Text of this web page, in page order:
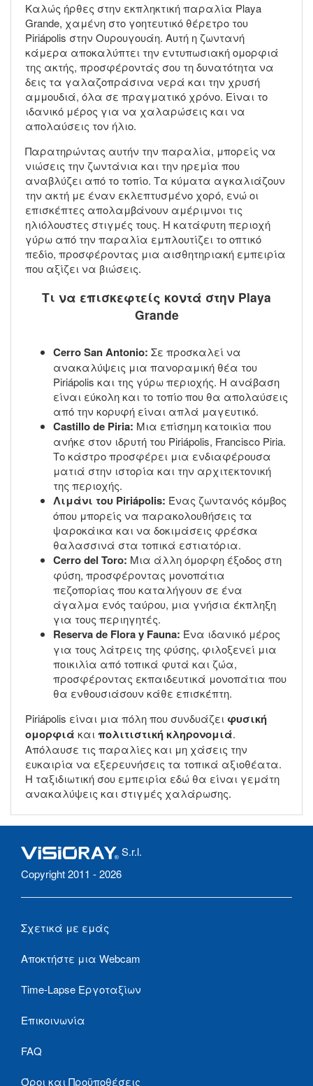
Καλώς ήρθες στην εκπληκτική παραλία Playa
Grande, χαμένη στο γοητευτικό θέρετρο του
Piriápolis στην Ουρουγουάη. Αυτή η ζωντανή
κάμερα αποκαλύπτει την εντυπωσιακή ομορφιά
της ακτής, προσφέροντάς σου τη δυνατότητα να
δεις τα γαλαζοπράσινα νερά και την χρυσή
αμμουδιά, όλα σε πραγματικό χρόνο. Είναι το
ιδανικό μέρος για να χαλαρώσεις και να
απολαύσεις τον ήλιο.
Παρατηρώντας αυτήν την παραλία, μπορείς να
νιώσεις την ζωντάνια και την ηρεμία που
αναβλύζει από το τοπίο. Τα κύματα αγκαλιάζουν
την ακτή με έναν εκλεπτυσμένο χορό, ενώ οι
επισκέπτες απολαμβάνουν αμέριμνοι τις
ηλιόλουστες στιγμές τους. Η κατάφυτη περιοχή
γύρω από την παραλία εμπλουτίζει το οπτικό
πεδίο, προσφέροντας μια αισθητηριακή εμπειρία
που αξίζει να βιώσεις.
Τι να επισκεφτείς κοντά στην Playa
Grande
Cerro San Antonio: Σε προσκαλεί να
ανακαλύψεις μια πανοραμική θέα του
Piriápolis και της γύρω περιοχής. Η ανάβαση
είναι εύκολη και το τοπίο που θα απολαύσεις
από την κορυφή είναι απλά μαγευτικό.
Castillo de Piria: Μια επίσημη κατοικία που
ανήκε στον ιδρυτή του Piriápolis, Francisco Piria.
Το κάστρο προσφέρει μια ενδιαφέρουσα
ματιά στην ιστορία και την αρχιτεκτονική
της περιοχής.
Λιμάνι του Piriápolis: Ένας ζωντανός κόμβος
όπου μπορείς να παρακολουθήσεις τα
ψαροκάικα και να δοκιμάσεις φρέσκα
θαλασσινά στα τοπικά εστιατόρια.
Cerro del Toro: Μια άλλη όμορφη έξοδος στη
φύση, προσφέροντας μονοπάτια
πεζοπορίας που καταλήγουν σε ένα
άγαλμα ενός ταύρου, μια γνήσια έκπληξη
για τους περιηγητές.
Reserva de Flora y Fauna: Ένα ιδανικό μέρος
για τους λάτρεις της φύσης, φιλοξενεί μια
ποικιλία από τοπικά φυτά και ζώα,
προσφέροντας εκπαιδευτικά μονοπάτια που
θα ενθουσιάσουν κάθε επισκέπτη.
Piriápolis είναι μια πόλη που συνδυάζει φυσική
ομορφιά και πολιτιστική κληρονομιά.
Απόλαυσε τις παραλίες και μη χάσεις την
ευκαιρία να εξερευνήσεις τα τοπικά αξιοθέατα.
Η ταξιδιωτική σου εμπειρία εδώ θα είναι γεμάτη
ανακαλύψεις και στιγμές χαλάρωσης.
S.r.l.
Copyright 2011 - 2026
Σχετικά με εμάς
Αποκτήστε μια Webcam
Time-Lapse Εργοταξίων
Επικοινωνία
FAQ
Όροι και Προϋποθέσεις